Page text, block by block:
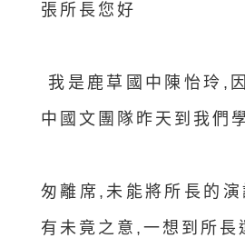
張所長您好
我是鹿草國中陳怡玲,
中國文團隊昨天到我們
匆離席,未能將所長的
有未竟之意,一想到所長